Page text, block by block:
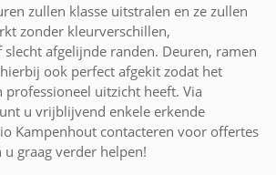
zullen klasse uitstralen en ze zullen
zonder kleurverschillen,
afgelijnde randen. Deuren, ramen
ook perfect afgekit zodat het
professioneel uitzicht heeft. Via
u vrijblijvend enkele erkende
Kampenhout contacteren voor offertes
u graag verder helpen!